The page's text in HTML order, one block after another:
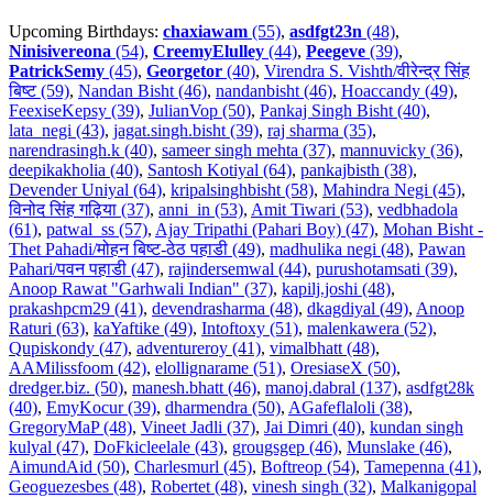
Upcoming Birthdays: chaxiawam (55), asdfgt23n (48),
Ninisivereona (54), CreemyElulley (44), Peegeve (39),
PatrickSemy (45), Georgetor (40), Virendra S. Vishth/वीरेन्द्र सिंह
बिष्ट (59), Nandan Bisht (46), nandanbisht (46), Hoaccandy (49),
FeexiseKepsy (39), JulianVop (50), Pankaj Singh Bisht (40),
lata_negi (43), jagat.singh.bisht (39), raj sharma (35),
narendrasingh.k (40), sameer singh mehta (37), mannuvicky (36),
deepikakholia (40), Santosh Kotiyal (64), pankajbisth (38),
Devender Uniyal (64), kripalsinghbisht (58), Mahindra Negi (45),
विनोद सिंह गढ़िया (37), anni_in (53), Amit Tiwari (53), vedbhadola
(61), patwal_ss (57), Ajay Tripathi (Pahari Boy) (47), Mohan Bisht -
Thet Pahadi/मोहन बिष्ट-ठेठ पहाडी (49), madhulika negi (48), Pawan
Pahari/पवन पहाडी (47), rajindersemwal (44), purushotamsati (39),
Anoop Rawat "Garhwali Indian" (37), kapilj.joshi (48),
prakashpcm29 (41), devendrasharma (48), dkagdiyal (49), Anoop
Raturi (63), kaYaftike (49), Intoftoxy (51), malenkawera (52),
Qupiskondy (47), adventureroy (41), vimalbhatt (48),
AAMilissfoom (42), elollignarame (51), OresiaseX (50),
dredger.biz. (50), manesh.bhatt (46), manoj.dabral (137), asdfgt28k
(40), EmyKocur (39), dharmendra (50), AGafeflaloli (38),
GregoryMaP (48), Vineet Jadli (37), Jai Dimri (40), kundan singh
kulyal (47), DoFkicleelale (43), grougsgep (46), Munslake (46),
AimundAid (50), Charlesmurl (45), Boftreop (54), Tamepenna (41),
Geoguezesbes (48), Robertet (48), vinesh singh (32), Malkanigopal